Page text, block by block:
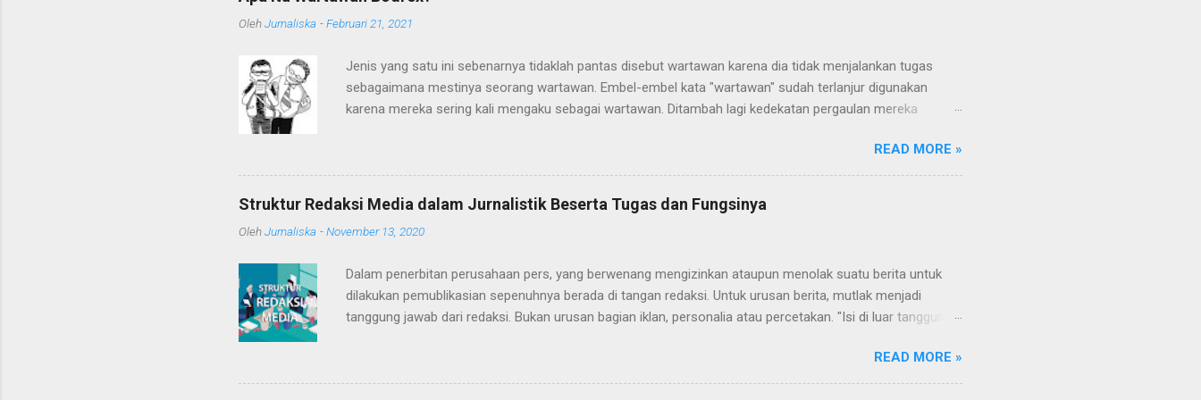
OlehJurnaliska -Februari 21, 2021
Jenis yang satu ini sebenarnya tidaklah pantas disebut wartawan karena dia tidak menjalankan tugas
sebagaimana mestinya seorang wartawan. Embel-embel kata "wartawan" sudah terlanjur digunakan
karena mereka sering kali mengaku sebagai wartawan. Ditambah lagi kedekatan pergaulan mereka
Mereka sebenarnya adalah para WTS (Wartawan Tanpa Suratkabar) atau juga sering disebut "Wartawan
Bodrex". Biasanya para WTS atau wartawan bodrex sering mengikuti acara-acara yang juga dihadiri oleh
para wartawan, seperti konfrensi pers, seminar, diskusi, pameran dan pertemuan para pengusaha.
Bahkan, ada pula diantara orang-orang itu yang mendapatkan sumber berita secara langsung dari pejabat
atau politikus yang mereka temua. Para Bodrex itu datang sebagaimana wartawan sungguhan. Mereka
kewartawana...
READ MORE »
Struktur Redaksi Media dalam Jurnalistik Beserta Tugas dan Fungsinya
OlehJurnaliska -November 13, 2020
Dalam penerbitan perusahaan pers, yang berwenang mengizinkan ataupun menolak suatu berita untuk
dilakukan pemublikasian sepenuhnya berada di tangan redaksi. Untuk urusan berita, mutlak menjadi
tanggung jawab dari redaksi. Bukan urusan bagian iklan, personalia atau percetakan. "Isi di luar tanggung
pemimpin redaksi, redaktur pelaksana (redaktur eksekutif), redaktur, asisten redaktur, koordinator
liputan/reportase, dan reporter. Setipa divisi ini menjalani fungsinya masing-masing hingga melahirkan
READ MORE »